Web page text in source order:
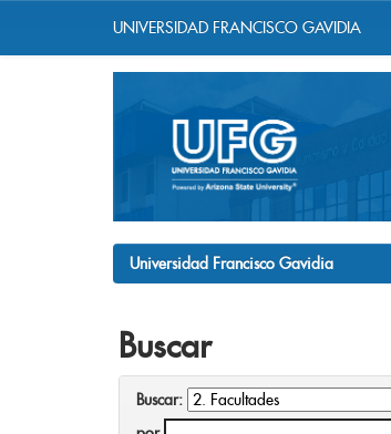
UNIVERSIDAD FRANCISCO GAVIDIA
Universidad Francisco Gavidia
Buscar
Buscar: